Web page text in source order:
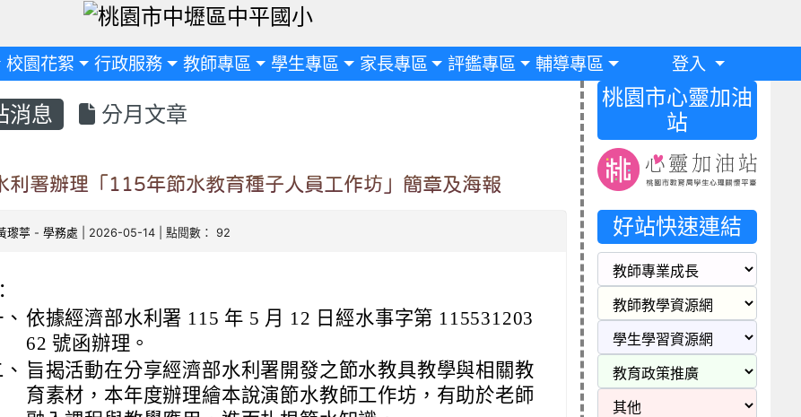
校園花絮 行政服務 教師專區 學生專區 家長專區 評鑑專區 輔導專區 登入
消息 分月文章
利署辦理「115年節水教育種子人員工作坊」簡章及海報
瓈葶 -學務處 | 2026-05-14 | 點閱數： 92
依據經濟部水利署 115 年 5 月 12 日經水事字第 115531203
62 號函辦理。
旨揭活動在分享經濟部水利署開發之節水教具教學與相關教
育素材，本年度辦理繪本說演節水教師工作坊，有助於老師
桃園市心靈加油
站
好站快速連結